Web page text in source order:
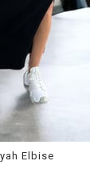
Elbise